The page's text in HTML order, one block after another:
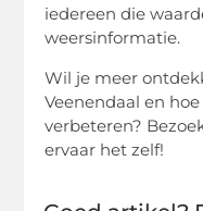
iedereen die
weersinformatie.
Wil je meer
Veenendaal en
verbeteren?
ervaar het zelf!